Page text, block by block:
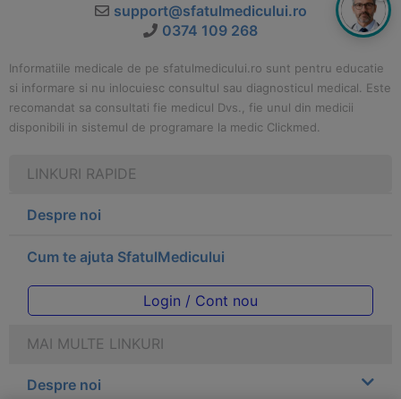
support@sfatulmedicului.ro
0374 109 268
Informatiile medicale de pe sfatulmedicului.ro sunt pentru educatie
si informare si nu inlocuiesc consultul sau diagnosticul medical. Este
recomandat sa consultati fie medicul Dvs., fie unul din medicii
disponibili in sistemul de programare la medic Clickmed.
LINKURI RAPIDE
Despre noi
Cum te ajuta SfatulMedicului
Login / Cont nou
MAI MULTE LINKURI
Despre noi